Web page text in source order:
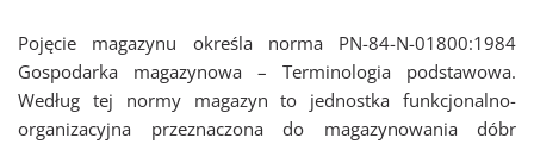
Pojęcie magazynu określa norma PN-84-N-01800:1984
Gospodarka magazynowa – Terminologia podstawowa.
Według tej normy magazyn to jednostka funkcjonalno-
organizacyjna przeznaczona do magazynowania dóbr